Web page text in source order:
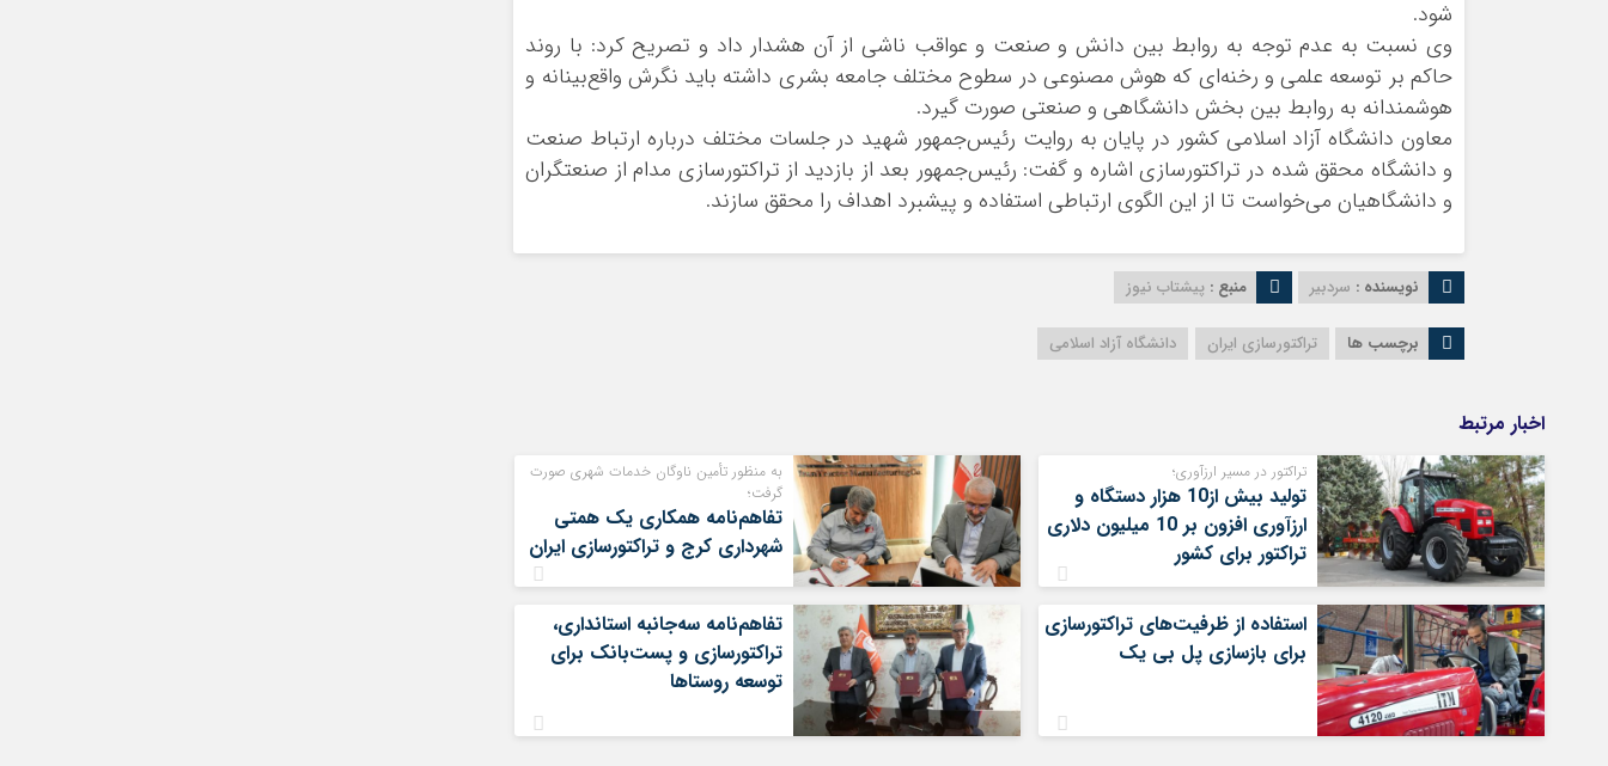
شود.
وی نسبت به عدم توجه به روابط بین دانش و صنعت و عواقب ناشی از آن هشدار داد و تصریح کرد: با روند
حاکم بر توسعه علمی و رخنه‌ای که هوش مصنوعی در سطوح مختلف جامعه بشری داشته باید نگرش واقع‌بینانه و
هوشمندانه به روابط بین بخش دانشگاهی و صنعتی صورت گیرد.
معاون دانشگاه آزاد اسلامی کشور در پایان به روایت رئیس‌جمهور شهید در جلسات مختلف درباره ارتباط صنعت
و دانشگاه محقق شده در تراکتورسازی اشاره و گفت: رئیس‌جمهور بعد از بازدید از تراکتورسازی مدام از صنعتگران
و دانشگاهیان می‌خواست تا از این الگوی ارتباطی استفاده و پیشبرد اهداف را محقق سازند.
نویسنده : سردبیر منبع : پیشتاب نیوز
برچسب ها تراکتورسازی ایران دانشگاه آزاد اسلامی
اخبار مرتبط
تراکتور در مسیر ارزآوری؛
تولید بیش از10 هزار دستگاه و
ارزآوری افزون بر 10 میلیون دلاری
تراکتور برای کشور
به منظور تأمین ناوگان خدمات شهری صورت
گرفت؛
تفاهم‌نامه همکاری یک همتی
شهرداری کرج و تراکتورسازی ایران
استفاده از ظرفیت‌های تراکتورسازی
برای بازسازی پل بی یک
تفاهم‌نامه سه‌جانبه استانداری،
تراکتورسازی و پست‌بانک برای
توسعه روستاها